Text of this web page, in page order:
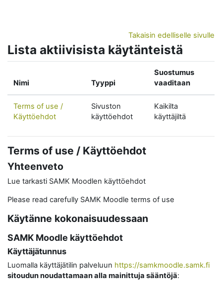
Takaisin edelliselle sivulle
Lista aktiivisista käytänteistä
Nimi Tyyppi
Suostumus
vaaditaan
Terms of use /
Käyttöehdot
Sivuston
käyttöehdot
Kaikilta
käyttäjiltä
Terms of use / Käyttöehdot
Yhteenveto
Lue tarkasti SAMK Moodlen käyttöehdot
Please read carefully SAMK Moodle terms of use
Käytänne kokonaisuudessaan
SAMK Moodle käyttöehdot
Käyttäjätunnus
Luomalla käyttäjätilin palveluun https://samkmoodle.samk.fi
sitoudun noudattamaan alla mainittuja sääntöjä: